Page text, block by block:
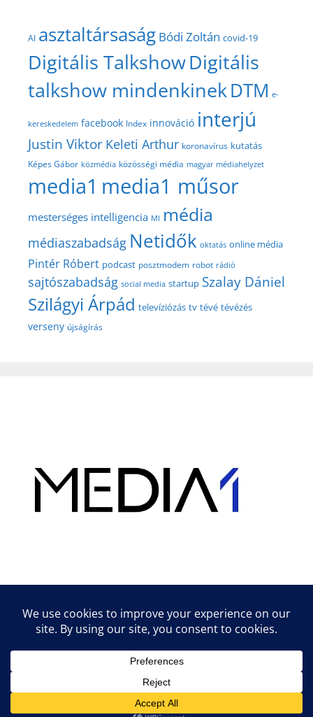
AI asztaltársaság Bódi Zoltán covid-19
Digitális TalkshowDigitális
talkshow mindenkinekDTM e-
kereskedelem facebook Index innováció interjú
Justin Viktor Keleti Arthur koronavírus kutatás
Képes Gábor közmédia közösségi média magyar médiahelyzet
media1 media1 műsor
mesterséges intelligencia MI média
médiaszabadság Netidők oktatás online média
Pintér Róbert podcast posztmodem robot rádió
sajtószabadság social media startup Szalay Dániel
Szilágyi Árpád televíziózás tv tévé tévézés
verseny újságírás
Lifestyle tippek & trükkök
© 2026 vipcast.hu powered by Media1• Készült
GeneratePress